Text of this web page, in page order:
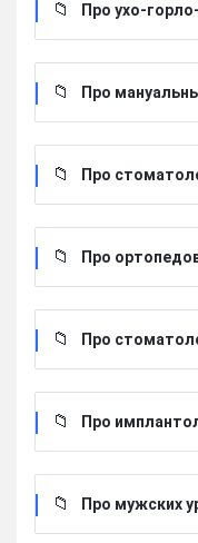
Про ухо-
Про
Про
Про
Про
Про
Про мужских